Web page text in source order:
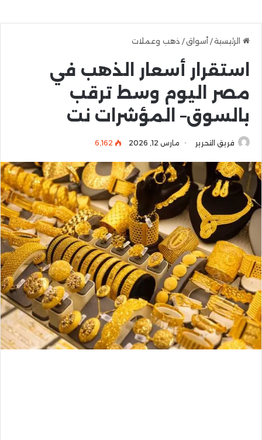
الرئيسية/ أسواق/ ذهب وعملات
استقرار أسعار الذهب في
مصر اليوم وسط ترقب
بالسوق– المؤشرات نت
فريق التحرير مارس 12, 2026 6٬162